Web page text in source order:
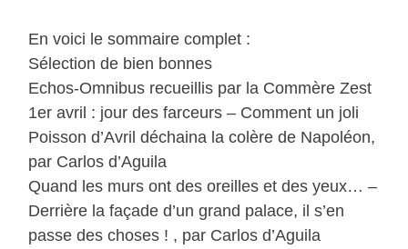
En voici le sommaire complet :
Sélection de bien bonnes
Echos-Omnibus recueillis par la Commère Zest
1er avril : jour des farceurs – Comment un joli
Poisson d’Avril déchaina la colère de Napoléon,
par Carlos d’Aguila
Quand les murs ont des oreilles et des yeux… –
Derrière la façade d’un grand palace, il s’en
passe des choses ! , par Carlos d’Aguila